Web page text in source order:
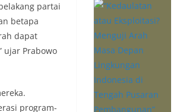
partai
betapa
dapat
ujar Prabowo
program-